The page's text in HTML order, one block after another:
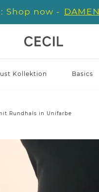
: Shop now - DAMEN
Kollektion Basics
Rundhals in Unifarbe